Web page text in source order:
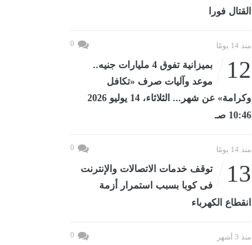
القتال فورا
منذ 14 يومًا 0
12
بميزانية تفوق 4 مليارات جنيه..
موعد وآليات صرف «تكافل
وكرامة» عن شهر... الثلاثاء، 14 يوليو 2026
10:46 صـ
منذ 14 يومًا 0
13
توقف خدمات الاتصالات والإنترنت
فى كوبا بسبب استمرار أزمة
انقطاع الكهرباء
منذ 3 أشهر 0